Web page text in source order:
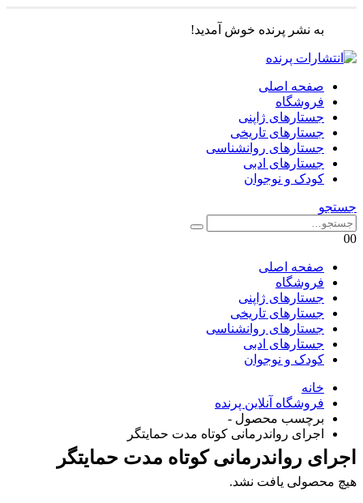
به نشر پرنده خوش آمدید!
صفحه اصلی
فروشگاه
جستارهای ژاپنی
جستارهای تاریخی
جستارهای روانشناسی
جستارهای ادبی
کودک و نوجوان
جستجو
00
صفحه اصلی
فروشگاه
جستارهای ژاپنی
جستارهای تاریخی
جستارهای روانشناسی
جستارهای ادبی
کودک و نوجوان
خانه
فروشگاه آنلاین پرنده
برچسب محصول -
اجرای رواندرمانی کوتاه مدت حمایتگر
اجرای رواندرمانی کوتاه مدت حمایتگر
هیچ محصولی یافت نشد.